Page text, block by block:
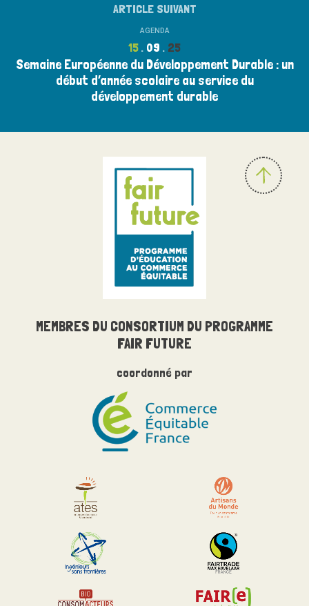
ARTICLE SUIVANT
AGENDA
15 09 25
Semaine Européenne du Développement Durable : un
début d’année scolaire au service du
développement durable
MEMBRES DU CONSORTIUM DU PROGRAMME
FAIR FUTURE
coordonné par